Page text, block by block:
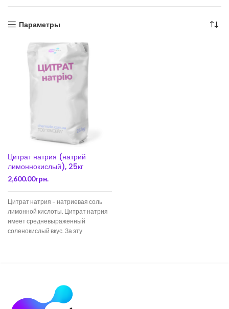
Параметры
Цитрат натрия (натрий
лимоннокислый), 25кг
2,600.00грн.
Цитрат натрия – натриевая соль
лимонной кислоты. Цитрат натрия
имеет средневыраженный
соленокислый вкус. За эту